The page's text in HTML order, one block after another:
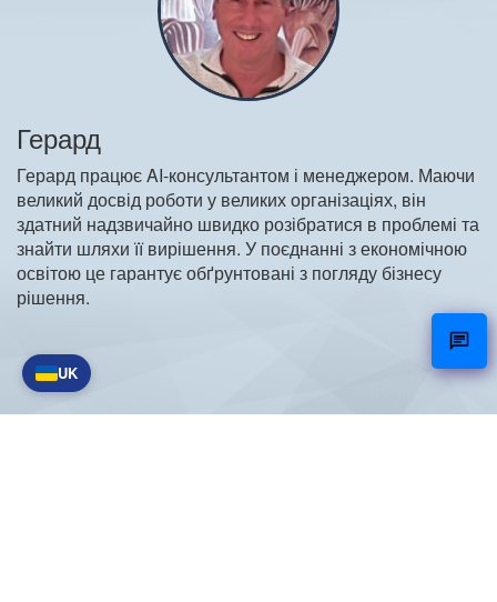
Герард
Герард працює AI-консультантом і менеджером. Маючи
великий досвід роботи у великих організаціях, він
здатний надзвичайно швидко розібратися в проблемі та
знайти шляхи її вирішення. У поєднанні з економічною
освітою це гарантує обґрунтовані з погляду бізнесу
рішення.
UK